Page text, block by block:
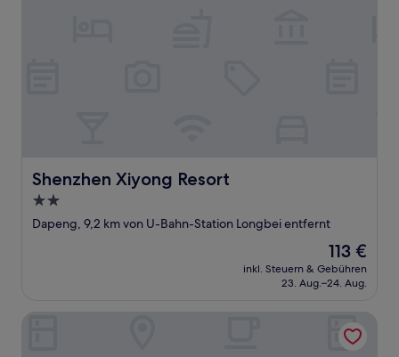
Shenzhen Xiyong Resort
Shenzhen Xiyong Resort
2.0-
Sterne-
Dapeng, 9,2 km von U-Bahn-Station Longbei entfernt
Der
Preis
beträgt
113 €
inkl. Steuern & Gebühren
23. Aug.–24. Aug.
Miyue Shenzhen Tianlu Secret Wild Wizard Holiday Hotel